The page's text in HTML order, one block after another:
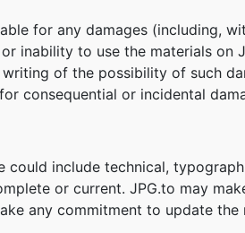
for any damages (including,
inability to use the materials on
of the possibility of such
consequential or incidental
could include technical,
or current. JPG.to may
any commitment to update the